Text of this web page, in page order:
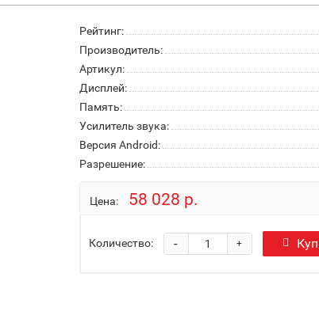
Рейтинг:
Производитель:
Артикул:
Дисплей:
Память:
Усилитель звука:
Версия Android:
Разрешение:
Цена: 58 028 р.
Количество: +
-